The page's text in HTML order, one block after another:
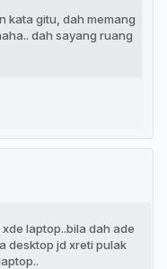
kata gitu, dah memang
dah sayang ruang
laptop..bila dah ade
desktop jd xreti pulak